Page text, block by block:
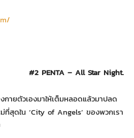
#2 PENTA – All Star Night.
ายตัวเองมาให้เต็มหลอดแล้วมาปลด
สุดใน ‘City of Angels’ ของพวกเรา